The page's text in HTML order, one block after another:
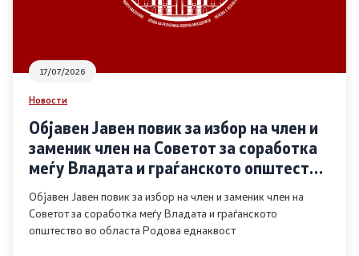
Дијалог меѓу Владата и граѓанскиот сектор
Отворени денови за иницијативи на граѓанските
организации
Финансиска поддршка
17/07/2026
Новости
Објавен Јавен повик за избор на член и
заменик член на Советот за соработка
меѓу Владата и граѓанското општество
во областа Родова еднаквост
Објавен Јавен повик за избор на член и заменик член на
Советот за соработка меѓу Владата и граѓанското
општество во областа Родова еднаквост